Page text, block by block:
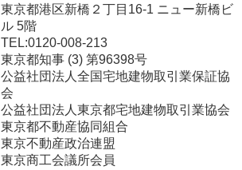
東京都港区新橋２丁目16-1 ニュー新橋ビ
ル 5階
TEL:0120-008-213
東京都知事 (3) 第96398号
公益社団法人全国宅地建物取引業保証協
会
公益社団法人東京都宅地建物取引業協会
東京都不動産協同組合
東京不動産政治連盟
東京商工会議所会員